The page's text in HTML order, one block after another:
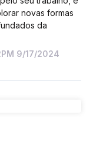
novas formas
da
9/17/2024